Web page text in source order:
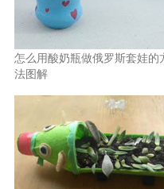
怎么用酸奶瓶做俄罗斯套娃的
法图解